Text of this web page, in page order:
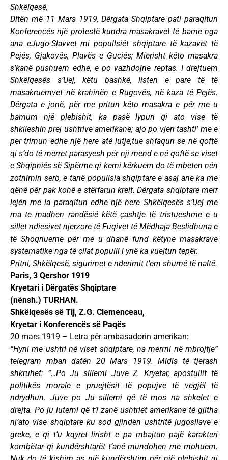
Shkëlqesë,
Ditën më 11 Mars 1919, Dërgata Shqiptare pati paraqitun
Konferencës një protestë kundra masakravet të bame nga
ana eJugo-Slavvet mi popullsiët shqiptare të kazavet të
Pejës, Gjakovës, Plavës e Guciës; Mierisht këto masakra
s’kanë pushuem edhe, e po vazhdojne reptas. I drejtuem
Shkëlqesës s’Uej, këtu bashkë, listen e pare të të
masakruemvet në krahinën e Rugovës, në kaza të Pejës.
Dërgata e jonë, për me pritun këto masakra e për me u
bamum një plebishit, ka pasë lypun qi ato vise të
shkileshin prej ushtrive amerikane; ajo po vjen tashti’ me e
per trimun edhe një here atë lutje,tue shfaqun se në qoftë
qi s’do të merret parasyesh për nji mend e në qoftë se viset
e Shqipniës së Sipërme qi kemi kërkuem do të mbeten nën
zotnimin serb, e tanë popullsia shqiptare e asaj ane ka me
qënë për pak kohë e stërfarun kreit. Dërgata shqiptare merr
lejën me ia paraqitun edhe një here Shkëlqesës s’Uej me
ma te madhen randësië këtë çashtje të tristueshme e u
sillet ndiesivet njerzore të Fuqivet të Mëdhaja Beslidhuna e
të Shoqnueme për me u dhanë fund këtyne masakrave
systematike nga të cilat populli i ynë ka vuejtun tepër.
Pritni, Shkëlqesë, sigurimet e nderimit t’em shumë të naltë.
Paris, 3 Qershor 1919
Kryetari i Dërgatës Shqiptare
(nënsh.) TURHAN.
Shkëlqesës së Tij, Z.G. Clemenceau,
Kryetar i Konferencës së Paqës
20 mars 1919 – Letra për ambasadorin amerikan:
“Hyni me ushtri në viset shqiptare, na merrni në mbrojtje”
telegram mban datën 20 Mars 1919. Midis të tjerash
shkruhet: “…Po Ju sillemi Juve Z. Kryetar, apostullit të
politikës morale e pruejtësit të popujve të vegjël të
ndrydhun. Juve po Ju sillemi që të mos na shkelet e
drejta. Po ju lutemi që t’i zanë ushtriët amerikane të gjitha
nj’ato vise shqiptare ku sod gjinden ushtritë jugosllave e
greke, e qi t’u kqyret lirisht e pa mbajtun pajë karakteri
kombëtar qi kundërshtarët t’anë mundohen me mohuem.